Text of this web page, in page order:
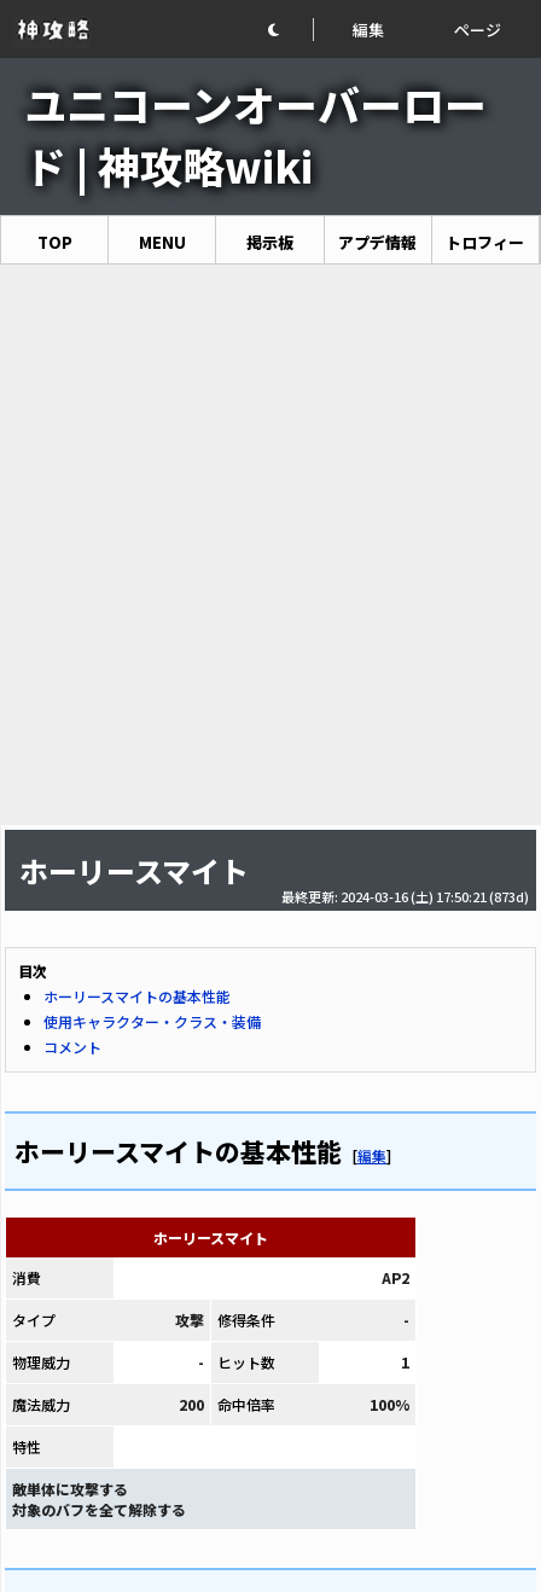
編集 ページ
ユニコーンオーバーロー
ド | 神攻略wiki
TOP MENU 掲示板 アプデ情報 トロフィー
ホーリースマイト
最終更新: 2024-03-16 (土) 17:50:21 (873d)
目次
ホーリースマイトの基本性能
使用キャラクター・クラス・装備
コメント
ホーリースマイトの基本性能 [編集]
ホーリースマイト
消費
AP2
タイプ 攻撃 修得条件 -
物理威力 - ヒット数 1
魔法威力 200 命中倍率 100%
特性
敵単体に攻撃する
対象のバフを全て解除する